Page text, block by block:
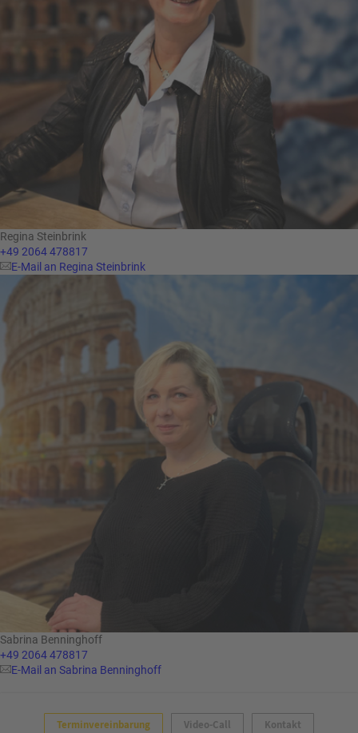
Regina Steinbrink
+49 2064 478817
E-Mail an Regina Steinbrink
Sabrina Benninghoff
+49 2064 478817
E-Mail an Sabrina Benninghoff
Terminvereinbarung Video-Call Kontakt